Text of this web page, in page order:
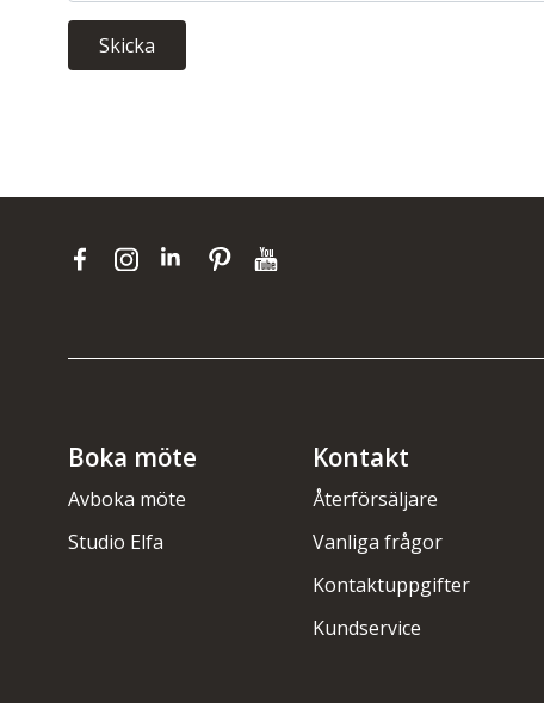
Skicka
Boka möte
Avboka möte
Studio Elfa
Kontakt
Återförsäljare
Vanliga frågor
Kontaktuppgifter
Kundservice